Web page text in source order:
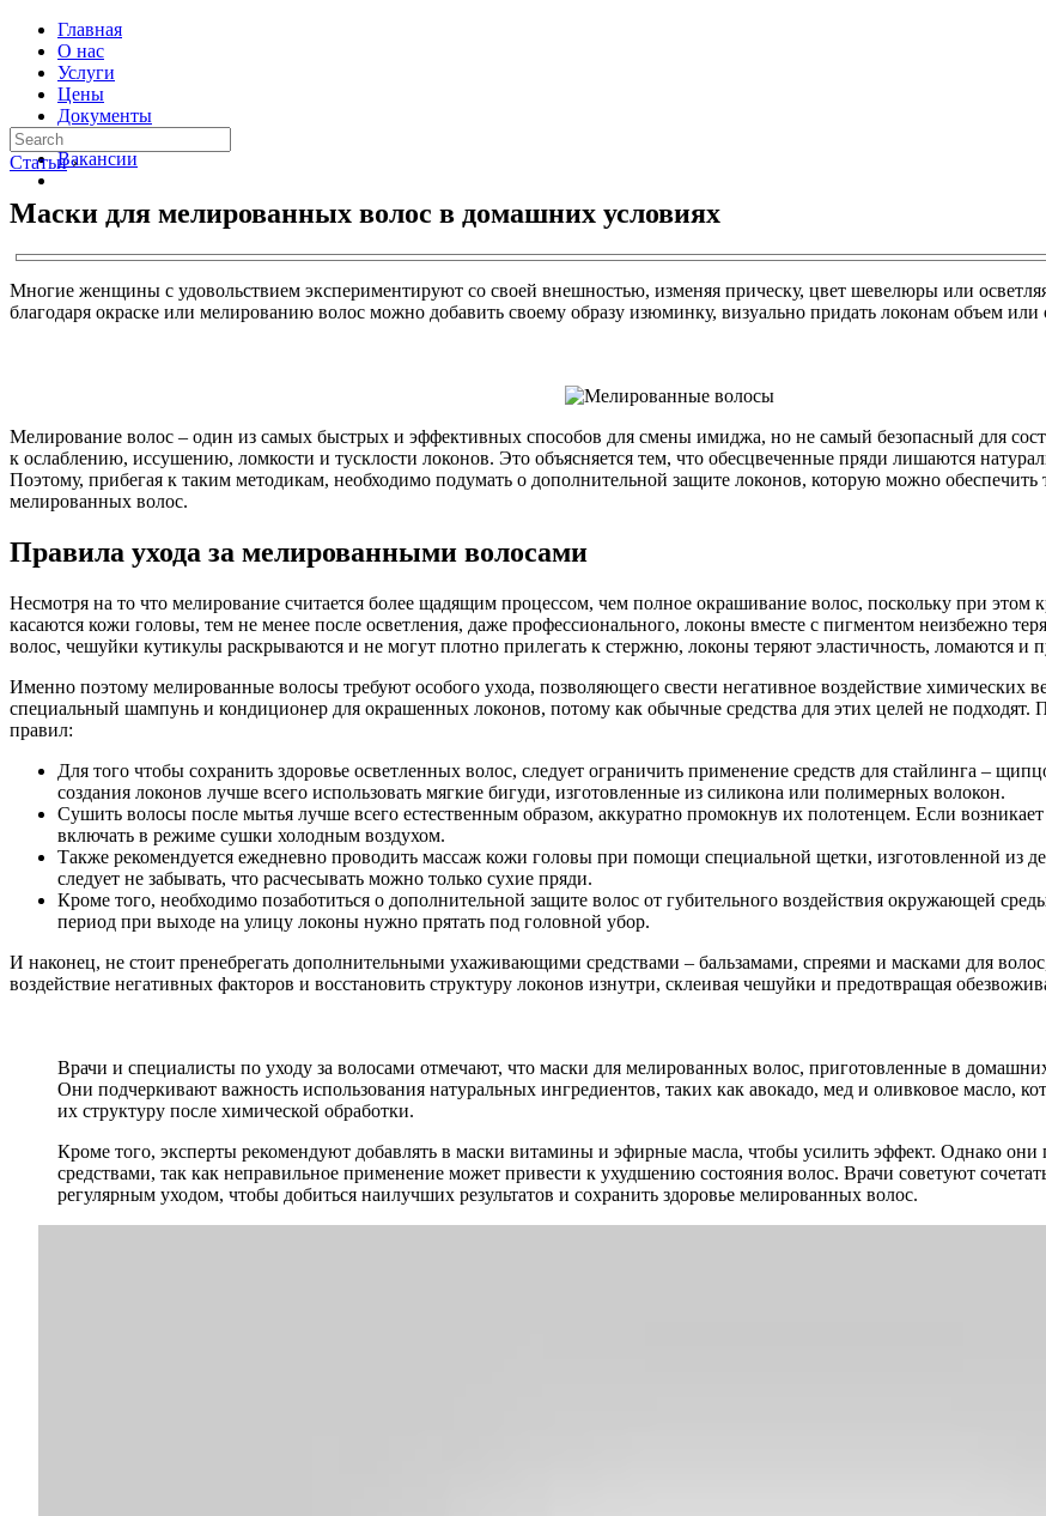
Главная
О нас
Услуги
Цены
Документы
Контакты
Вакансии
Статьи ›
Маски для мелированных волос в домашних условиях
Многие женщины с удовольствием экспериментируют со своей внешностью, изменяя прическу, цвет шевелюры или
благодаря окраске или мелированию волос можно добавить своему образу изюминку, визуально придать локонам объем или
Мелирование волос – один из самых быстрых и эффективных способов для смены имиджа, но не самый безопасный для
к ослаблению, иссушению, ломкости и тусклости локонов. Это объясняется тем, что обесцвеченные пряди лишаются
Поэтому, прибегая к таким методикам, необходимо подумать о дополнительной защите локонов, которую можно
мелированных волос.
Правила ухода за мелированными волосами
Несмотря на то что мелирование считается более щадящим процессом, чем полное окрашивание волос, поскольку при этом
касаются кожи головы, тем не менее после осветления, даже профессионального, локоны вместе с пигментом неизбежно
волос, чешуйки кутикулы раскрываются и не могут плотно прилегать к стержню, локоны теряют эластичность, ломаются и
Именно поэтому мелированные волосы требуют особого ухода, позволяющего свести негативное воздействие химических
специальный шампунь и кондиционер для окрашенных локонов, потому как обычные средства для этих целей не подходят.
правил:
Для того чтобы сохранить здоровье осветленных волос, следует ограничить применение средств для стайлинга –
создания локонов лучше всего использовать мягкие бигуди, изготовленные из силикона или полимерных волокон.
Сушить волосы после мытья лучше всего естественным образом, аккуратно промокнув их полотенцем. Если
включать в режиме сушки холодным воздухом.
Также рекомендуется ежедневно проводить массаж кожи головы при помощи специальной щетки, изготовленной из
следует не забывать, что расчесывать можно только сухие пряди.
Кроме того, необходимо позаботиться о дополнительной защите волос от губительного воздействия окружающей
период при выходе на улицу локоны нужно прятать под головной убор.
И наконец, не стоит пренебрегать дополнительными ухаживающими средствами – бальзамами, спреями и масками для
воздействие негативных факторов и восстановить структуру локонов изнутри, склеивая чешуйки и предотвращая
Врачи и специалисты по уходу за волосами отмечают, что маски для мелированных волос, приготовленные в
Они подчеркивают важность использования натуральных ингредиентов, таких как авокадо, мед и оливковое масло,
их структуру после химической обработки.
Кроме того, эксперты рекомендуют добавлять в маски витамины и эфирные масла, чтобы усилить эффект. Однако
средствами, так как неправильное применение может привести к ухудшению состояния волос. Врачи советуют
регулярным уходом, чтобы добиться наилучших результатов и сохранить здоровье мелированных волос.